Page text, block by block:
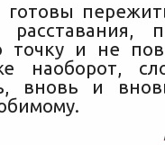
точку и не
вновь и